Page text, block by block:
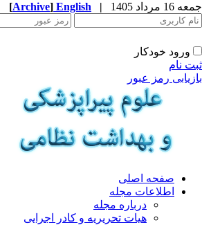
مرداد 1405 |
English
[Archive]
ورود خودکار
نام
رمز عبور
صفحه اصلی
اطلاعات مجله
درباره مجله
هیات تحریریه و کادر اجرایی